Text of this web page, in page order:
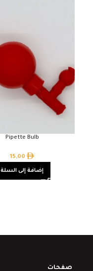
Pipette Bulb
15,00
إضافة إلى السلة
صفحات